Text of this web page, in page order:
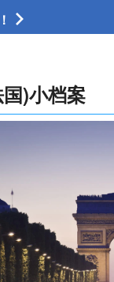
)小档案